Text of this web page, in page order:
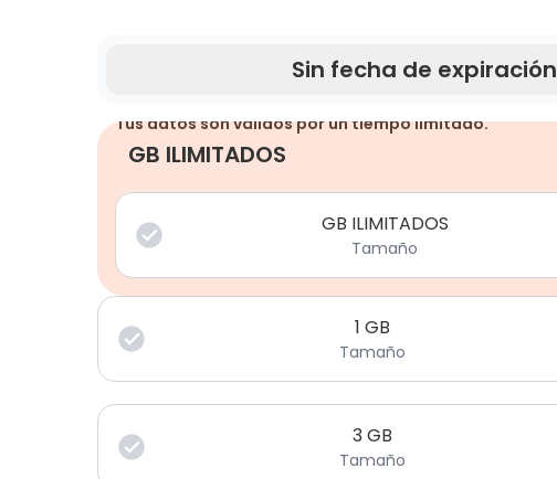
Sin fecha de expiración
Tus datos son válidos por un tiempo limitado.
GB ILIMITADOS
GB ILIMITADOS
Tamaño
1 GB
Tamaño
3GB
Tamaño